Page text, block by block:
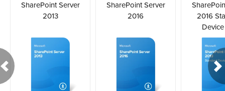
SharePoint Server
2013
SharePoint Server
2016
2016